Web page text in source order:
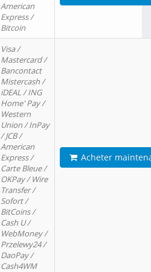
American
Express /
Bitcoin
Visa /
Mastercard /
Bancontact
Mistercash /
iDEAL / ING
Home' Pay /
Western
Union / InPay
/ JCB /
American
Express /
Carte Bleue /
OKPay / Wire
Transfer /
Sofort /
BitCoins /
Cash U /
WebMoney /
Przelewy24 /
DaoPay /
Cash4WM
Acheter